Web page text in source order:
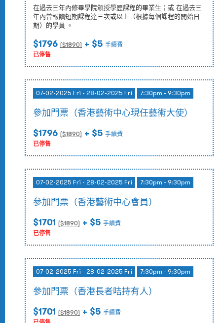
在過去三年內修畢學院頒授學歷課程的畢業生；或 在過去三
年內曾報讀短期課程達三次或以上（根據每個課程的開始日
期）的學員 。
$1796 ($1890) + $5 手續費
已停售
07-02-2025 Fri - 28-02-2025 Fri 7:30pm - 9:30pm
參加門票（香港藝術中心現任藝術大使）
$1796 ($1890) + $5 手續費
已停售
07-02-2025 Fri - 28-02-2025 Fri 7:30pm - 9:30pm
參加門票（香港藝術中心會員）
$1701 ($1890) + $5 手續費
已停售
07-02-2025 Fri - 28-02-2025 Fri 7:30pm - 9:30pm
參加門票（香港長者咭持有人）
$1701 ($1890) + $5 手續費